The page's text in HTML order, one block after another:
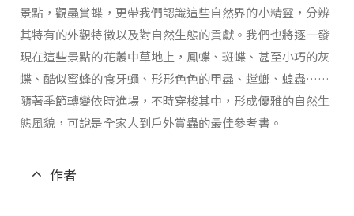
景點，觀蟲賞蝶，更帶我們認識這些自然界的小精靈，分辨
其特有的外觀特徵以及對自然生態的貢獻。我們也將逐一發
現在這些景點的花叢中草地上，鳳蝶、斑蝶、甚至小巧的灰
蝶、酷似蜜蜂的食牙蠅、形形色色的甲蟲、螳螂、蝗蟲……
隨著季節轉變依時進場，不時穿梭其中，形成優雅的自然生
態風貌，可說是全家人到戶外賞蟲的最佳參考書。
作者